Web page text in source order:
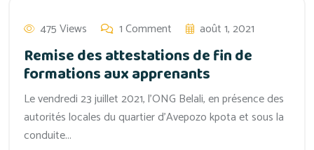
475 Views 1 Comment août 1, 2021
Remise des attestations de fin de
formations aux apprenants
Le vendredi 23 juillet 2021, l’ONG Belali, en présence des
autorités locales du quartier d’Avepozo kpota et sous la
conduite...